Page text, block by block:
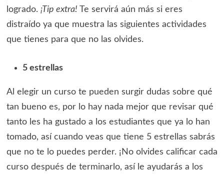
logrado. ¡Tip extra! Te servirá aún más si eres
distraído ya que muestra las siguientes actividades
que tienes para que no las olvides.
5 estrellas
Al elegir un curso te pueden surgir dudas sobre qué
tan bueno es, por lo hay nada mejor que revisar qué
tanto les ha gustado a los estudiantes que ya lo han
tomado, así cuando veas que tiene 5 estrellas sabrás
que no te lo puedes perder. ¡No olvides calificar cada
curso después de terminarlo, así le ayudarás a los